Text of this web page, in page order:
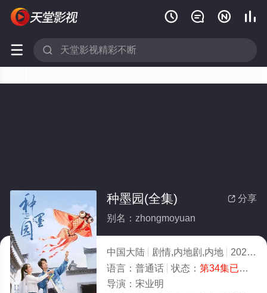
   
 
 分享
种墨园(全集)
别名：zhongmoyuan
中国大陆 剧情,内地剧,内地 2026
语言： 普通话 状态： 第34集已完结
导演： 宋业明